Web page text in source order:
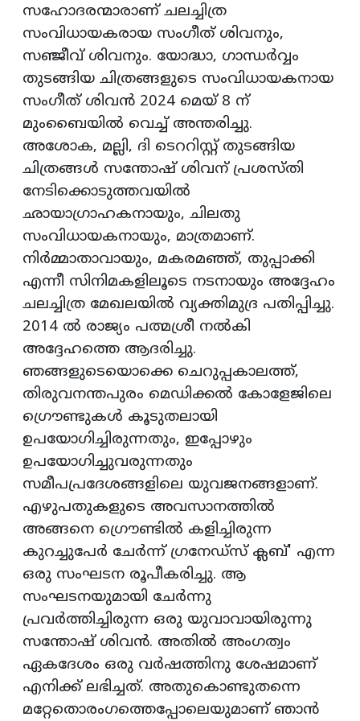
സഹോദരന്മാരാണ് ചലച്ചിത്ര
സംവിധായകരായ സംഗീത് ശിവനും,
സഞ്ജീവ് ശിവനും. യോദ്ധാ, ഗാന്ധർവ്വം
തുടങ്ങിയ ചിത്രങ്ങളുടെ സംവിധായകനായ
സംഗീത് ശിവൻ 2024 മെയ് 8 ന്
മുംബൈയിൽ വെച്ച് അന്തരിച്ചു.
അശോക, മല്ലി, ദി ടെററിസ്റ്റ് തുടങ്ങിയ
ചിത്രങ്ങൾ സന്തോഷ് ശിവന് പ്രശസ്ത‌ി
നേടിക്കൊടുത്തവയിൽ
ഛായാഗ്രാഹകനായും, ചിലതു
സംവിധായകനായും, മാത്രമാണ്.
നിർമ്മാതാവായും, മകരമഞ്ഞ്, തുപ്പാക്കി
എന്നീ സിനിമകളിലൂടെ നടനായും അദ്ദേഹം
ചലച്ചിത്ര മേഖലയിൽ വ്യക്തിമുദ്ര പതിപ്പിച്ചു.
2014 ൽ രാജ്യം പത്മശ്രീ നൽകി
അദ്ദേഹത്തെ ആദരിച്ചു.
ഞങ്ങളുടെയൊക്കെ ചെറുപ്പകാലത്ത്,
തിരുവനന്തപുരം മെഡിക്കൽ കോളേജിലെ
ഗ്രൌണ്ടുകൾ കൂടുതലായി
ഉപയോഗിച്ചിരുന്നതും, ഇപ്പോഴും
ഉപയോഗിച്ചുവരുന്നതും
സമീപപ്രദേശങ്ങളിലെ യുവജനങ്ങളാണ്.
എഴുപതുകളുടെ അവസാനത്തിൽ
അങ്ങനെ ഗ്രൌണ്ടിൽ കളിച്ചിരുന്ന
കുറച്ചുപേർ ചേർന്ന് ഗ്രനേഡ്‌സ് ക്ലബ്' എന്ന
ഒരു സംഘടന രൂപീകരിച്ചു. ആ
സംഘടനയുമായി ചേർന്നു
പ്രവർത്തിച്ചിരുന്ന ഒരു യുവാവായിരുന്നു
സന്തോഷ് ശിവൻ. അതിൽ അംഗത്വം
ഏകദേശം ഒരു വർഷത്തിനു ശേഷമാണ്
എനിക്ക് ലഭിച്ചത്. അതുകൊണ്ടുതന്നെ
മറ്റേതൊരംഗത്തെപ്പോലെയുമാണ് ഞാൻ